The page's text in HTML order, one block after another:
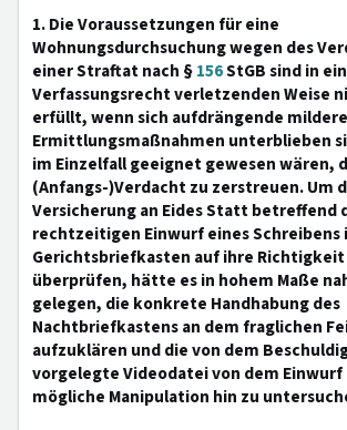
1. Die Voraussetzungen für eine
Wohnungsdurchsuchung wegen des
einer Straftat nach §156StGB sind in
Verfassungsrecht verletzenden Weise
erfüllt, wenn sich aufdrängende mildere
Ermittlungsmaßnahmen unterblieben
im Einzelfall geeignet gewesen wären,
(Anfangs-)Verdacht zu zerstreuen. Um
Versicherung an Eides Statt betreffend
rechtzeitigen Einwurf eines Schreibens
Gerichtsbriefkasten auf ihre Richtigkeit
überprüfen, hätte es in hohem Maße
gelegen, die konkrete Handhabung des
Nachtbriefkastens an dem fraglichen
aufzuklären und die von dem
vorgelegte Videodatei von dem Einwurf
mögliche Manipulation hin zu